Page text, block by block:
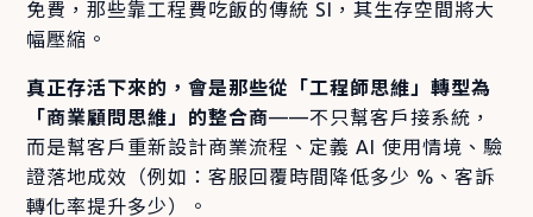
免費，那些靠工程費吃飯的傳統 SI，其生存空間將大
幅壓縮。
真正存活下來的，會是那些從「工程師思維」轉型為
「商業顧問思維」的整合商——不只幫客戶接系統，
而是幫客戶重新設計商業流程、定義 AI 使用情境、驗
證落地成效（例如：客服回覆時間降低多少 %、客訴
轉化率提升多少）。